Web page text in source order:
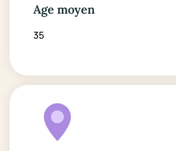
Age moyen
35